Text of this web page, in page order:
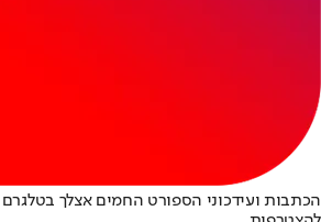
הכתבות ועידכוני הספורט החמים אצלך בטלגרם